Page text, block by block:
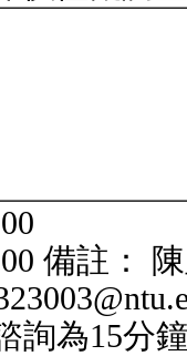
備註：
詢為15分